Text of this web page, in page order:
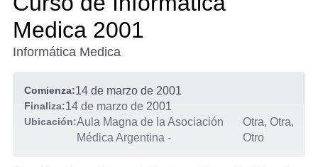
Medica 2001
Informática Medica
Comienza:14 de marzo de 2001
Finaliza:14 de marzo de 2001
Ubicación:Aula Magna de la Asociación
Médica Argentina -
Otra, Otra,
Otro